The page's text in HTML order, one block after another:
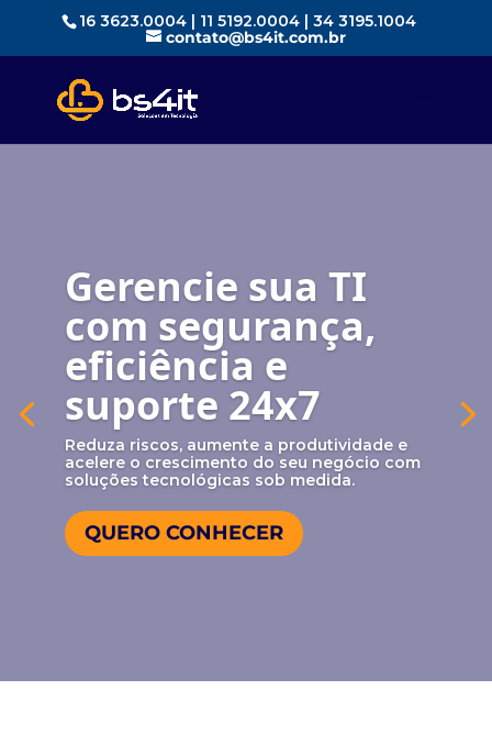
16 3623.0004 | 11 5192.0004 | 34 3195.1004
contato@bs4it.com.br
Gerencie sua TI
com segurança,
eficiência e
suporte 24x7
Reduza riscos, aumente a produtividade e
acelere o crescimento do seu negócio com
soluções tecnológicas sob medida.
QUERO CONHECER